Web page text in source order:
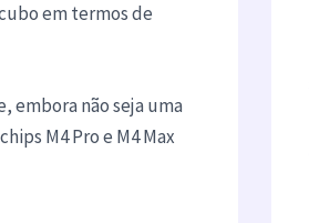
em termos de
embora não seja uma
M4 Pro e M4 Max